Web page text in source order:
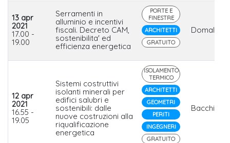
13 apr
2021
17.00 -
19.00
Serramenti in
alluminio e incentivi
fiscali. Decreto CAM,
sostenibilita' ed
efficienza energetica
PORTE E
FINESTRE
ARCHITETTI
GRATUITO
Domal
12 apr
2021
16.55 -
19.05
Sistemi costruttivi
isolanti minerali per
edifici salubri e
sostenibili: dalle
nuove costruzioni alla
riqualificazione
energetica
ISOLAMENTO
TERMICO
ARCHITETTI
GEOMETRI
PERITI
INGEGNERI
GRATUITO
Bacchi